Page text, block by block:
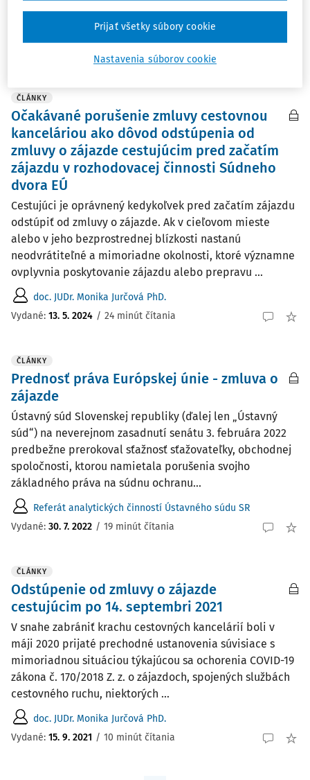
republike vydal...
doc. JUDr. Monika Jurčová PhD.
/ 76 minút čítania
ČLÁNKY
Očakávané porušenie zmluvy cestovnou
kanceláriou ako dôvod odstúpenia od
zmluvy o zájazde cestujúcim pred začatím
zájazdu v rozhodovacej činnosti Súdneho
dvora EÚ
Cestujúci je oprávnený kedykoľvek pred začatím zájazdu
odstúpiť od zmluvy o zájazde. Ak v cieľovom mieste
alebo v jeho bezprostrednej blízkosti nastanú
neodvrátiteľné a mimoriadne okolnosti, ktoré významne
ovplyvnia poskytovanie zájazdu alebo prepravu ...
doc. JUDr. Monika Jurčová PhD.
Vydané: 13. 5. 2024 / 24 minút čítania
ČLÁNKY
Prednosť práva Európskej únie - zmluva o
zájazde
Ústavný súd Slovenskej republiky (ďalej len „Ústavný
súd“) na neverejnom zasadnutí senátu 3. februára 2022
predbežne prerokoval sťažnosť sťažovateľky, obchodnej
spoločnosti, ktorou namietala porušenia svojho
základného práva na súdnu ochranu...
Referát analytických činností Ústavného súdu SR
Vydané: 30. 7. 2022 / 19 minút čítania
ČLÁNKY
Odstúpenie od zmluvy o zájazde
cestujúcim po 14. septembri 2021
V snahe zabrániť krachu cestovných kancelárií boli v
máji 2020 prijaté prechodné ustanovenia súvisiace s
mimoriadnou situáciou týkajúcou sa ochorenia COVID-19
zákona č. 170/2018 Z. z. o zájazdoch, spo­jených službách
cestovného ruchu, niektorých ...
doc. JUDr. Monika Jurčová PhD.
Vydané: 15. 9. 2021 / 10 minút čítania
Nastavenia súborov cookie
Prijať všetky súbory cookie